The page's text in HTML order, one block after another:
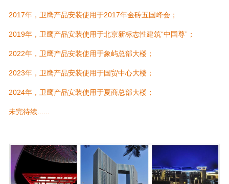
2017年， 卫鹰产品安装使用于2017年金砖五国峰会；
2019年， 卫鹰产品安装使用于北京新标志性建筑“中国尊”；
2022年， 卫鹰产品安装使用于象屿总部大楼；
2023年，卫鹰产品安装使用于国贸中心大楼；
2024年，卫鹰产品安装使用于夏商总部大楼；
未完待续......